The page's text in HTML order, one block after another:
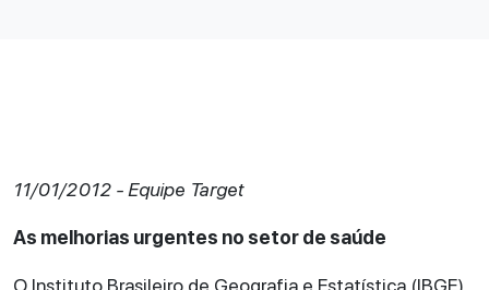
11/01/2012 - Equipe Target
As melhorias urgentes no setor de saúde
O Instituto Brasileiro de Geografia e Estatística (IBGE)